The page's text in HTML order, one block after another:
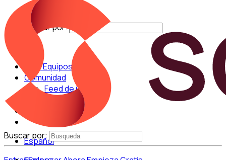
Buscar por:
Para Equipos
Comunidad
Feed de Cocina
Español
Buscar por: